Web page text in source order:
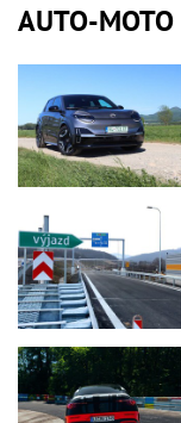
AUTO-MOTO